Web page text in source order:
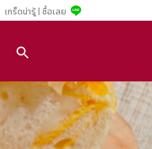
เกร็ดน่ารู้ | ซื้อเลย